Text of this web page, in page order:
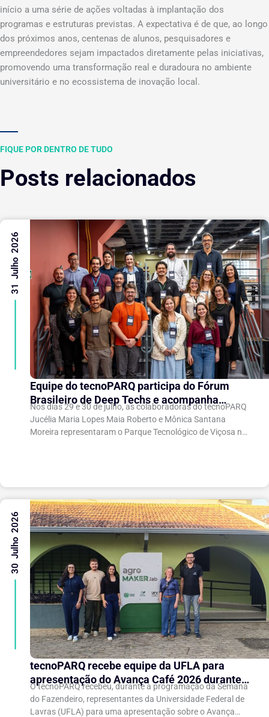
início a uma série de ações voltadas à implantação dos
programas e estruturas previstas. A expectativa é de que, ao longo
dos próximos anos, centenas de alunos, pesquisadores e
empreendedores sejam impactados diretamente pelas iniciativas,
promovendo uma transformação real e duradoura no ambiente
universitário e no ecossistema de inovação local.
FIQUE POR DENTRO DE TUDO
Posts relacionados
Equipe do tecnoPARQ participa do Fórum
Brasileiro de Deep Techs e acompanha
debates sobre políticas para inovação
científica
Nos dias 29 e 30 de julho, as colaboradoras do tecnoPARQ
Jucélia Maria Lopes Maia Roberto e Mônica Santana
Moreira representaram o Parque Tecnológico de Viçosa no
31 Julho 2026
tecnoPARQ recebe equipe da UFLA para
apresentação do Avança Café 2026 durante a
Semana do Fazendeiro
O tecnoPARQ recebeu, durante a programação da Semana
do Fazendeiro, representantes da Universidade Federal de
Lavras (UFLA) para uma apresentação sobre o Avança
30 Julho 2026